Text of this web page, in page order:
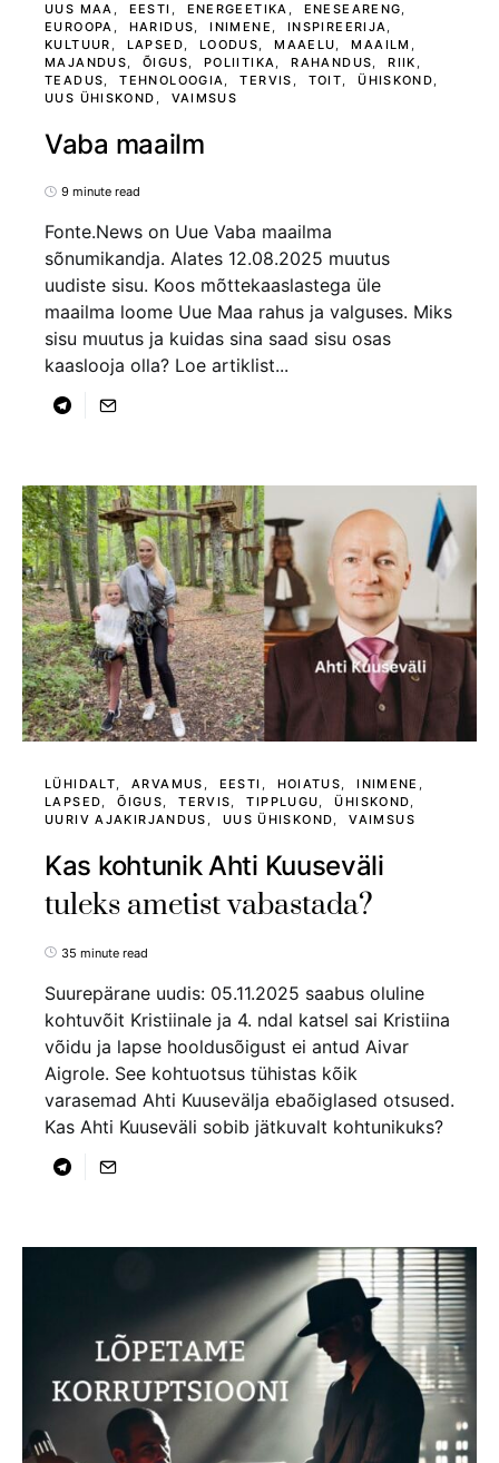
UUS MAA EESTI ENERGEETIKA
ENESEARENG
EUROOPA
HARIDUS INIMENE
INSPIREERIJA
KULTUUR
LAPSED LOODUS MAAELU
MAAILM
MAJANDUS
ÕIGUS POLIITIKA RAHANDUS
RIIK
TEADUS
TEHNOLOOGIA TERVIS TOIT
ÜHISKOND
UUS ÜHISKOND
VAIMSUS
Vaba maailm
9 minute read
Fonte.News on Uue Vaba maailma
sõnumikandja. Alates 12.08.2025 muutus
uudiste sisu. Koos mõttekaaslastega üle
maailma loome Uue Maa rahus ja valguses. Miks
sisu muutus ja kuidas sina saad sisu osas
kaaslooja olla? Loe artiklist...
LÜHIDALT ARVAMUS EESTI HOIATUS
INIMENE
LAPSED
ÕIGUS TERVIS TIPPLUGU
ÜHISKOND
UURIV AJAKIRJANDUS
UUS ÜHISKOND VAIMSUS
Kas kohtunik Ahti Kuuseväli
tuleks ametist vabastada?
35 minute read
Suurepärane uudis: 05.11.2025 saabus oluline
kohtuvõit Kristiinale ja 4. ndal katsel sai Kristiina
võidu ja lapse hooldusõigust ei antud Aivar
Aigrole. See kohtuotsus tühistas kõik
varasemad Ahti Kuusevälja ebaõiglased otsused.
Kas Ahti Kuuseväli sobib jätkuvalt kohtunikuks?